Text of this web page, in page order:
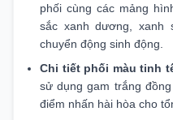
phối cùng các mảng
sắc xanh dương, xanh
chuyển động sinh động.
Chi tiết phối màu tinh
sử dụng gam trắng
điểm nhấn hài hòa cho